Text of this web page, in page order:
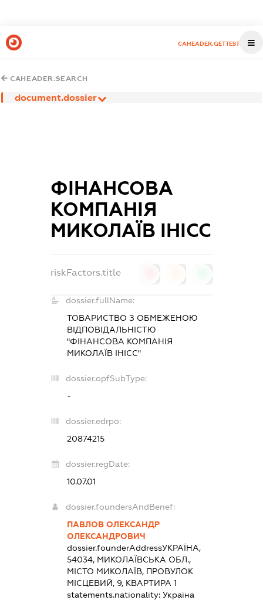
CAHEADER.GETTEST
CAHEADER.SEARCH
document.dossier
ФІНАНСОВА
КОМПАНІЯ
МИКОЛАЇВ ІНІСС
riskFactors.title
dossier.fullName:
ТОВАРИСТВО З ОБМЕЖЕНОЮ
ВІДПОВІДАЛЬНІСТЮ
"ФІНАНСОВА КОМПАНІЯ
МИКОЛАЇВ ІНІСС"
dossier.opfSubType:
-
dossier.edrpo:
20874215
dossier.regDate:
10.07.01
dossier.foundersAndBenef:
ПАВЛОВ ОЛЕКСАНДР
ОЛЕКСАНДРОВИЧ
dossier.founderAddressУКРАЇНА,
54034, МИКОЛАЇВСЬКА ОБЛ.,
МІСТО МИКОЛАЇВ, ПРОВУЛОК
МІСЦЕВИЙ, 9, КВАРТИРА 1
statements.nationality: Україна